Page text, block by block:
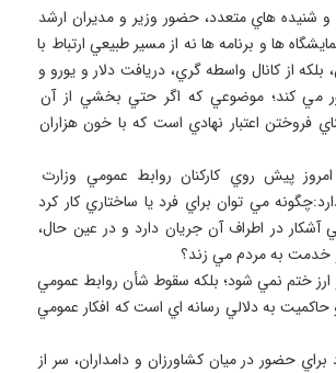
شنيده هاي متعدد، حضور وزير و مديران ارشد
ها و برنامه ها نه از مسير طبيعي ارتباط با
بلكه از كانال واسطه گري، دريافت دلار و يورو و
مي كند؛ موضوعي كه اگر حتي بخشي از آن
فروختن اعتبار نهادي است كه با خون هزاران
پيش روي كاركنان روابط عمومي وزارت
مي توان براي فرد يا ساختاري كار كرد
آشكار در اطراف آن جريان دارد و در عين حال،
ارز ختم نمي شود؛ بلكه سقوط شأن روابط عمومي
حاكميت به دلالي رسانه اي است كه افكار عمومي
براي حضور در ميان كشاورزان و دامداران، سر از